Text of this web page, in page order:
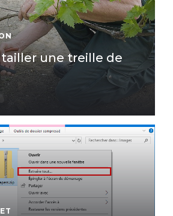
une treille de